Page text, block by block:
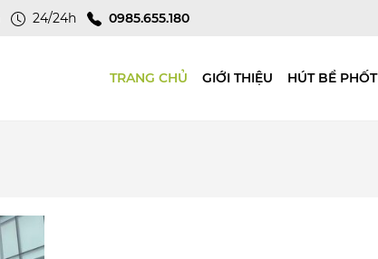
24/24h 0985.655.180
TRANG CHỦ GIỚI THIỆU HÚT BỂ PHỐT